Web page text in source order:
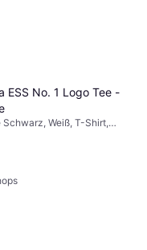
ESS No. 1 Logo Tee -
Schwarz, Weiß, T-Shirt,